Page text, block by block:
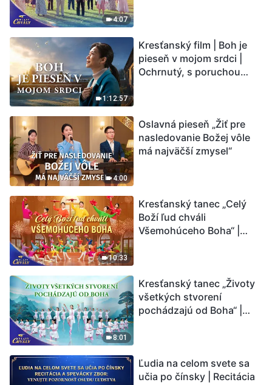
4:07
1:12:57
Kresťanský film | Boh je
pieseň v mojom srdci |
Ochrnutý, s poruchou
4:00
Oslavná pieseň „Žiť pre
nasledovanie Božej vôle
má najväčší zmysel“
10:33
Kresťanský tanec „Celý
Boží ľud chváli
Všemohúceho Boha“ |
8:01
Kresťanský tanec „Životy
všetkých stvorení
pochádzajú od Boha“ |
Ľudia na celom svete sa
učia po čínsky | Recitácia